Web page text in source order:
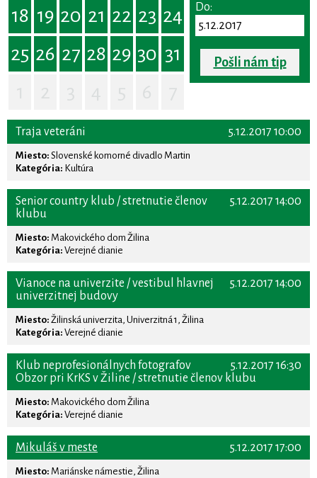
18 19 20 21 22 23 24
25 26 27 28 29 30 31
Do:
Pošli nám tip
5.12.2017 10:00
Traja veteráni
Miesto: Slovenské komorné divadlo Martin
Kategória: Kultúra
5.12.2017 14:00
Senior country klub / stretnutie členov
klubu
Miesto: Makovického dom Žilina
Kategória: Verejné dianie
5.12.2017 14:00
Vianoce na univerzite / vestibul hlavnej
univerzitnej budovy
Miesto: Žilinská univerzita, Univerzitná 1, Žilina
Kategória: Verejné dianie
5.12.2017 16:30
Klub neprofesionálnych fotografov
Obzor pri KrKS v Žiline / stretnutie členov klubu
Miesto: Makovického dom Žilina
Kategória: Verejné dianie
5.12.2017 17:00
Mikuláš v meste
Miesto: Mariánske námestie, Žilina